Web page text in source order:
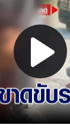
Play
Video